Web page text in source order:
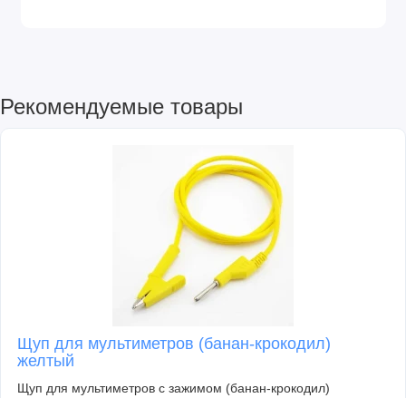
Рекомендуемые товары
Щуп для мультиметров (банан-крокодил)
желтый
Щуп для мультиметров с зажимом (банан-крокодил)